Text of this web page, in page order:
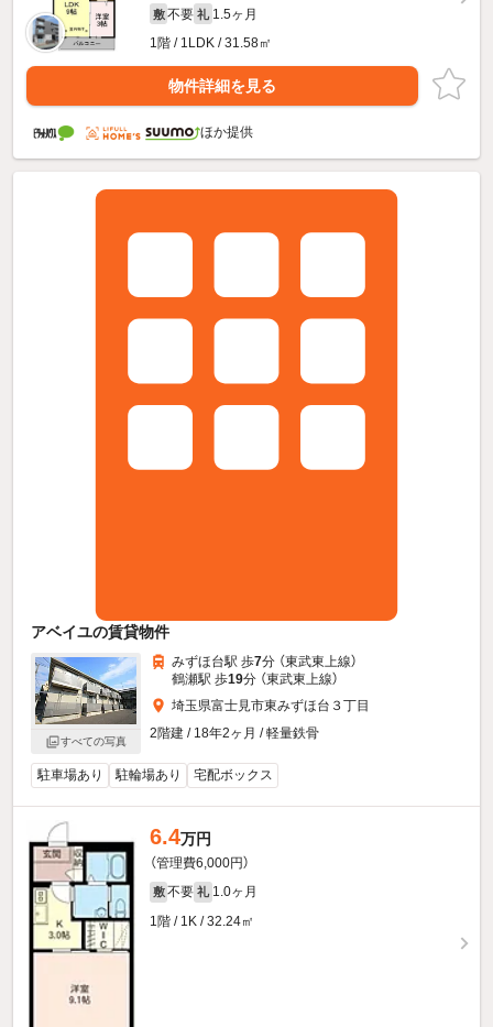
敷 不要 礼 1.5ヶ月
1階 / 1LDK / 31.58㎡
物件詳細を見る
ほか提供
アベイユの賃貸物件
すべての写真
みずほ台駅 歩7分 （東武東上線）
鶴瀬駅 歩19分 （東武東上線）
埼玉県富士見市東みずほ台３丁目
2階建 / 18年2ヶ月 / 軽量鉄骨
駐車場あり 駐輪場あり 宅配ボックス
6.4万円
（管理費6,000円）
敷 不要 礼 1.0ヶ月
1階 / 1K / 32.24㎡